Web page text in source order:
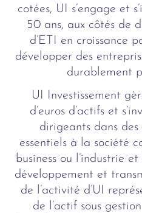
cotées, UI s’engage et
50 ans, aux côtés de
d’ETI en croissance
développer des
durablement
UI Investissement
d’euros d’actifs et
dirigeants dans des
essentiels à la société
business ou l’industrie
développement et
de l’activité d’UI
de l’actif sous